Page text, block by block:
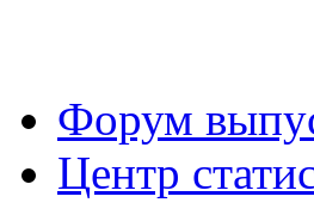
Форум
Центр